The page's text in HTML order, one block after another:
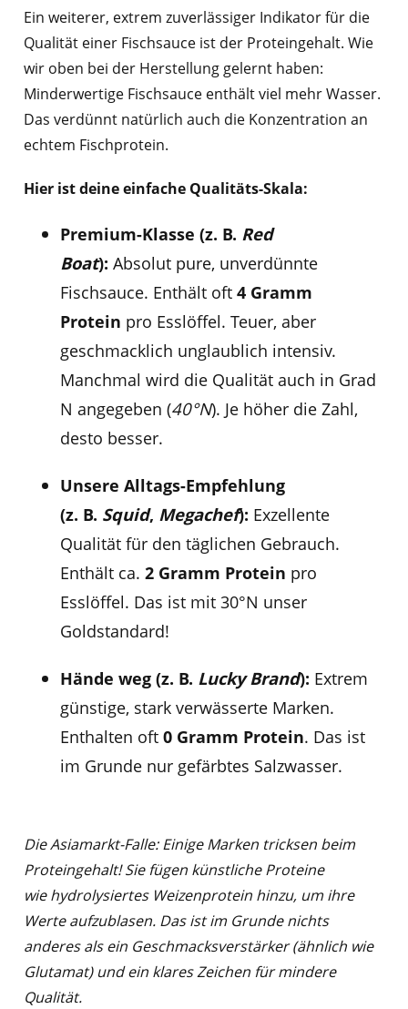
Ein weiterer, extrem zuverlässiger Indikator für die
Qualität einer Fischsauce ist der Proteingehalt. Wie
wir oben bei der Herstellung gelernt haben:
Minderwertige Fischsauce enthält viel mehr Wasser.
Das verdünnt natürlich auch die Konzentration an
echtem Fischprotein.
Hier ist deine einfache Qualitäts-Skala:
Premium-Klasse (z. B. Red
Boat): Absolut pure, unverdünnte
Fischsauce. Enthält oft 4 Gramm
Protein pro Esslöffel. Teuer, aber
geschmacklich unglaublich intensiv.
Manchmal wird die Qualität auch in Grad
N angegeben (40°N). Je höher die Zahl,
desto besser.
Unsere Alltags-Empfehlung
(z. B. Squid, Megachef): Exzellente
Qualität für den täglichen Gebrauch.
Enthält ca. 2 Gramm Protein pro
Esslöffel. Das ist mit 30°N unser
Goldstandard!
Hände weg (z. B. Lucky Brand): Extrem
günstige, stark verwässerte Marken.
Enthalten oft 0 Gramm Protein. Das ist
im Grunde nur gefärbtes Salzwasser.
Die Asiamarkt-Falle: Einige Marken tricksen beim
Proteingehalt! Sie fügen künstliche Proteine
wie hydrolysiertes Weizenprotein hinzu, um ihre
Werte aufzublasen. Das ist im Grunde nichts
anderes als ein Geschmacksverstärker (ähnlich wie
Glutamat) und ein klares Zeichen für mindere
Qualität.